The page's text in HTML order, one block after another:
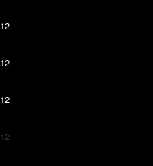
12
12
12
12